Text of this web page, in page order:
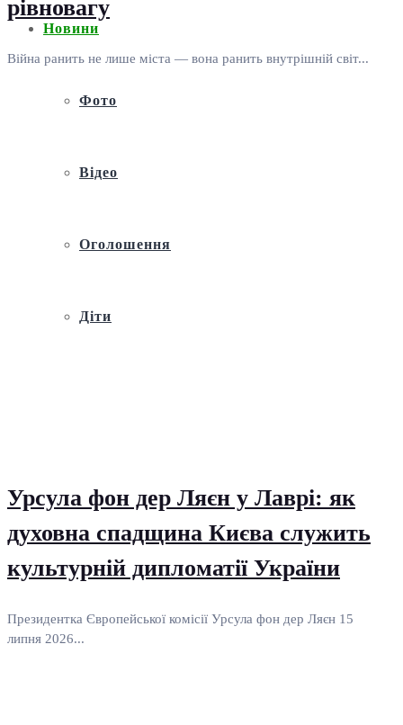
Новини
Фото
Відео
Оголошення
Діти
рівновагу
Війна ранить не лише міста — вона ранить внутрішній світ...
Урсула фон дер Ляєн у Лаврі: як
духовна спадщина Києва служить
культурній дипломатії України
Президентка Європейської комісії Урсула фон дер Ляєн 15
липня 2026...